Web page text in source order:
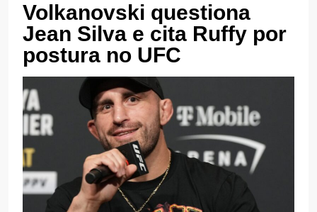
Volkanovski questiona
Jean Silva e cita Ruffy por
postura no UFC